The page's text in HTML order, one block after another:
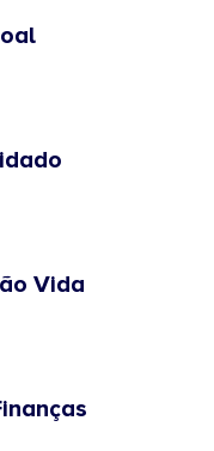
Vida